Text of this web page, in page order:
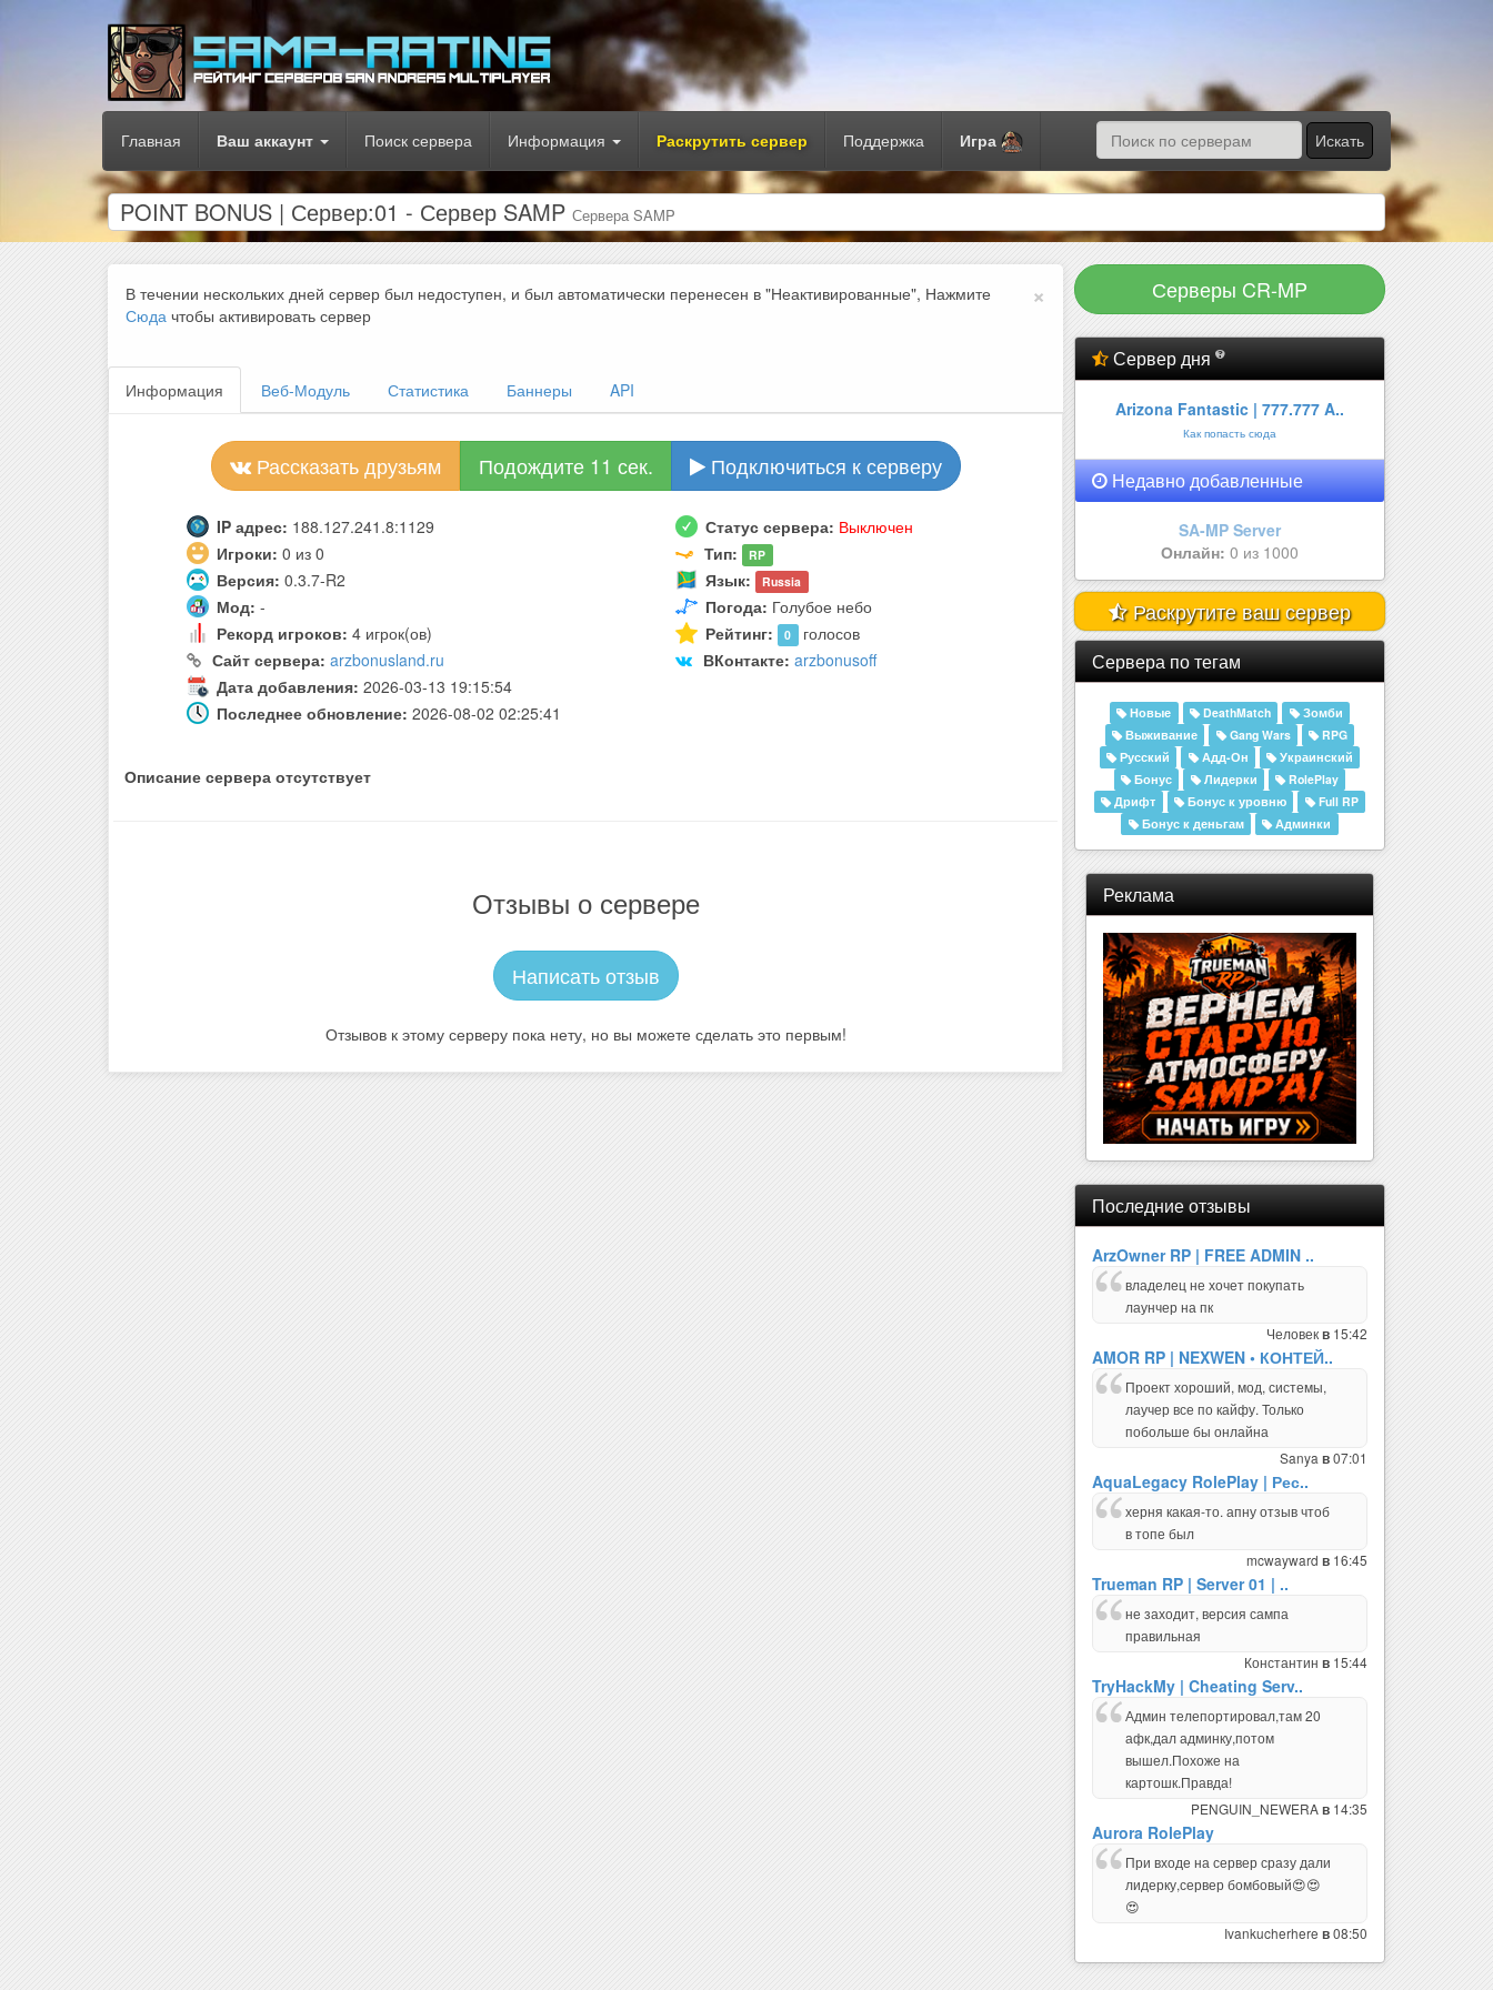
Главная Ваш аккаунт Поиск сервера Информация Раскрутить сервер Поддержка Игра Искать
POINT BONUS | Сервер:01 - Сервер SAMP Сервера SAMP
×
В течении нескольких дней сервер был недоступен, и был автоматически перенесен в "Неактивированные", Нажмите
Сюда чтобы активировать сервер
Информация Веб-Модуль Статистика Баннеры API
Рассказать друзьям Подождите 10 сек. Подключиться к серверу
IP адрес: 188.127.241.8:1129 Статус сервера: Выключен
Игроки: 0 из 0 Тип: RP
Версия: 0.3.7-R2 Язык: Russia
Мод: - Погода: Голубое небо
Рекорд игроков: 4 игрок(ов) Рейтинг: 0 голосов
Сайт сервера: arzbonusland.ru ВКонтакте: arzbonusoff
Дата добавления: 2026-03-13 19:15:54
Последнее обновление: 2026-08-02 02:25:41
Описание сервера отсутствует
Отзывы о сервере
Написать отзыв
Отзывов к этому серверу пока нету, но вы можете сделать это первым!
Серверы CR-MP
Сервер дня
Arizona Fantastic | 777.777 A..
Как попасть сюда
Недавно добавленные
Amelor Sakura | 25.000.000 | Р..
Онлайн: 0 из 555
Раскрутите ваш сервер
Сервера по тегам
Новые DeathMatch
Зомби
Выживание
Gang Wars
RPG
Русский
Адд-Он
Украинский
Бонус
Лидерки
RolePlay
Дрифт
Бонус к уровню
Full RP
Бонус к деньгам
Админки
Реклама
Последние отзывы
ArzOwner RP | FREE ADMIN ..
владелец не хочет покупать
лаунчер на пк
Человекв 15:42
AMOR RP | NEXWEN • КОНТЕЙ..
Проект хороший, мод, системы,
лаучер все по кайфу. Только
побольше бы онлайна
Sanya в07:01
AquaLegacy RolePlay | Рес..
херня какая-то. апну отзыв чтоб
в топе был
mcwayward в 16:45
Trueman RP | Server 01 | ..
не заходит, версия сампа
правильная
Константин в 15:44
TryHackMy | Cheating Serv..
Админ телепортировал,там 20
афк,дал админку,потом
вышел.Похоже на
картошк.Правда!
PENGUIN_NEWERAв 14:35
Aurora RolePlay
При входе на сервер сразу дали
лидерку,сервер бомбовый😍😍
😍
Ivankucherhere в08:50